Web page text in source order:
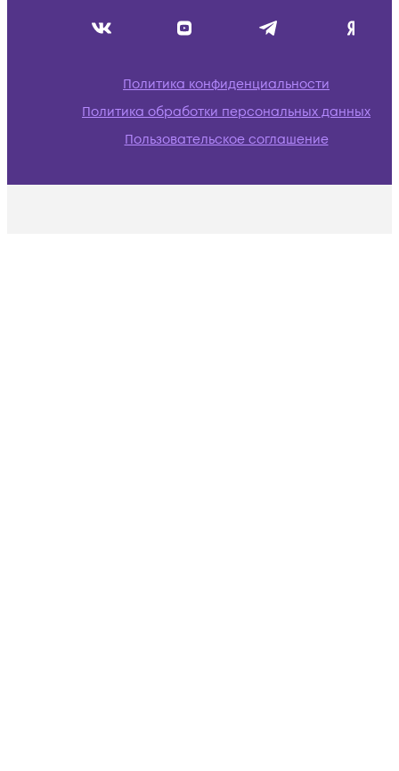
Политика конфиденциальности
Политика обработки персональных данных
Пользовательское соглашение